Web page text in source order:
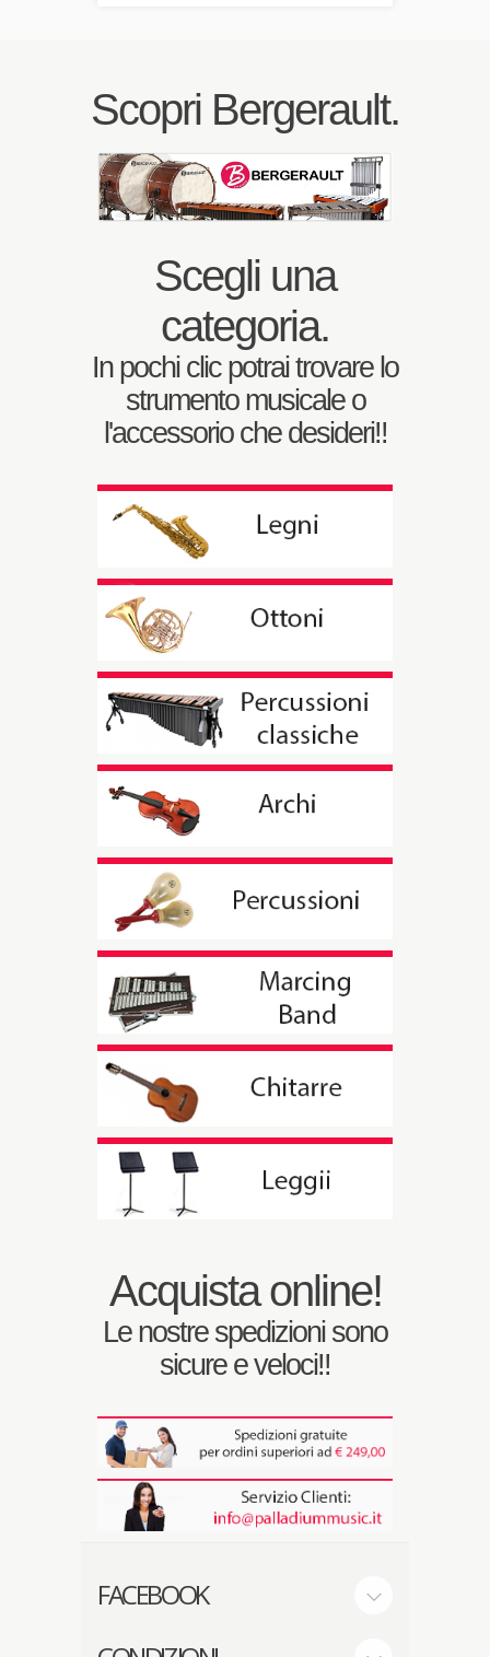
Scopri Bergerault.
Scegli una
categoria.
In pochi clic potrai trovare lo
strumento musicale o
l'accessorio che desideri!!
Acquista online!
Le nostre spedizioni sono
sicure e veloci!!
FACEBOOK